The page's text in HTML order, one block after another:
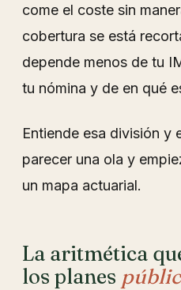
come el coste sin
cobertura se está
depende menos de tu
tu nómina y de en qué
Entiende esa división y
parecer una ola y
un mapa actuarial.
La aritmética
los planes